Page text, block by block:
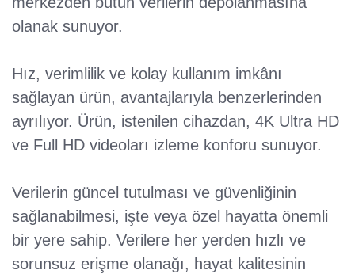
olanak sunuyor.
Hız, verimlilik ve kolay kullanım imkânı
sağlayan ürün, avantajlarıyla benzerlerinden
ayrılıyor. Ürün, istenilen cihazdan, 4K Ultra HD
ve Full HD videoları izleme konforu sunuyor.
Verilerin güncel tutulması ve güvenliğinin
sağlanabilmesi, işte veya özel hayatta önemli
bir yere sahip. Verilere her yerden hızlı ve
sorunsuz erişme olanağı, hayat kalitesinin